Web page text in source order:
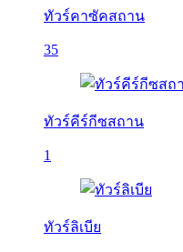
ทัวร์คาซัคสถาน
35
ทัวร์คีร์กีซสถาน
1
ทัวร์ลิเบีย